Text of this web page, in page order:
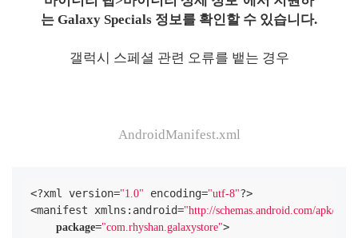
는 Galaxy Specials 정보를 확인할 수 있습니다.
갤럭시 스페셜 관련 오류를 뱉는 경우
AndroidManifest.xml
<?xml version="1.0" encoding="utf-8"?>
<manifest xmlns:android="http://schemas.android.com/apk/res/
package="com.rhyshan.galaxystore">